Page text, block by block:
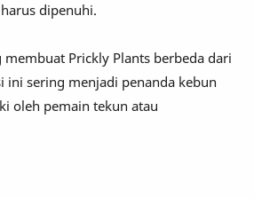
dipenuhi.
Prickly Plants berbeda dari
ini sering menjadi penanda kebun
oleh pemain tekun atau